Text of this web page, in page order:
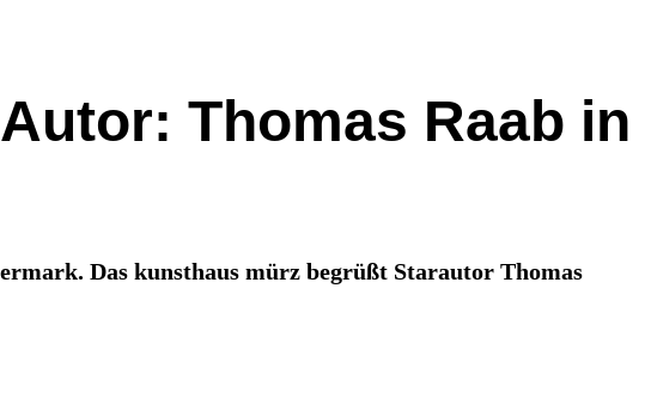
Thomas Raab in
Das kunsthaus mürz begrüßt Starautor Thomas